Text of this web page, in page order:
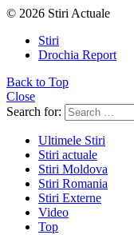
© 2026 Stiri Actuale
Stiri
Drochia Report
Back to Top
Close
Search for:
Ultimele Stiri
Stiri actuale
Stiri Moldova
Stiri Romania
Stiri Externe
Video
Top